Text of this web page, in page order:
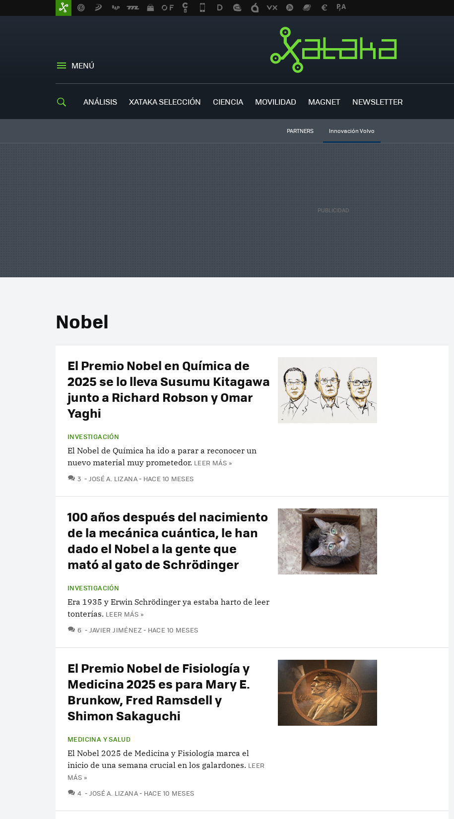
MENÚ
ANÁLISIS XATAKA SELECCIÓN CIENCIA MOVILIDAD MAGNET NEWSLETTER
PARTNERS Innovación Volvo
Nobel
El Premio Nobel en Química de
2025 se lo lleva Susumu Kitagawa
junto a Richard Robson y Omar
Yaghi
INVESTIGACIÓN
El Nobel de Química ha ido a parar a reconocer un
nuevo material muy prometedor. LEER MÁS »
3 COMENTARIOS
JOSÉ A. LIZANA HACE 10 MESES
100 años después del nacimiento
de la mecánica cuántica, le han
dado el Nobel a la gente que
mató al gato de Schrödinger
INVESTIGACIÓN
Era 1935 y Erwin Schrödinger ya estaba harto de leer
tonterías. LEER MÁS »
6 COMENTARIOS
JAVIER JIMÉNEZ HACE 10 MESES
El Premio Nobel de Fisiología y
Medicina 2025 es para Mary E.
Brunkow, Fred Ramsdell y
Shimon Sakaguchi
MEDICINA Y SALUD
El Nobel 2025 de Medicina y Fisiología marca el
inicio de una semana crucial en los galardones. LEER
MÁS »
4 COMENTARIOS
JOSÉ A. LIZANA HACE 10 MESES